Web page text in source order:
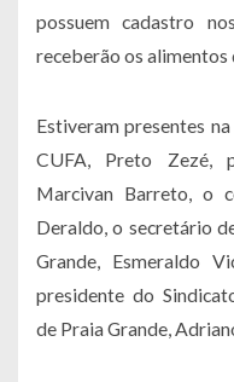
possuem cadastro
receberão os alimentos
Estiveram presentes
CUFA, Preto Zezé,
Marcivan Barreto, o
Deraldo, o secretário
Grande, Esmeraldo
presidente do
de Praia Grande,